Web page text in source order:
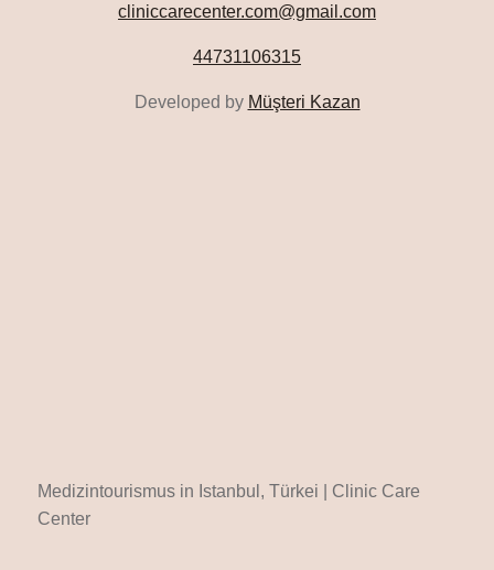
cliniccarecenter.com@gmail.com
44731106315
Developed by Müşteri Kazan
Medizintourismus in Istanbul, Türkei | Clinic Care
Center